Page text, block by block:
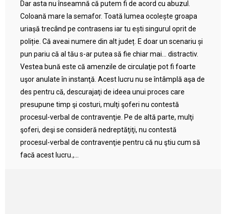
Dar asta nu înseamnă că putem fi de acord cu abuzul.
Coloană mare la semafor. Toată lumea ocolește groapa
uriașă trecând pe contrasens iar tu ești singurul oprit de
poliție. Că aveai numere din alt județ. E doar un scenariu și
pun pariu că al tău s-ar putea să fie chiar mai… distractiv.
Vestea bună este că amenzile de circulaţie pot fi foarte
uşor anulate în instanţă. Acest lucru nu se întâmplă aşa de
des pentru că, descurajaţi de ideea unui proces care
presupune timp şi costuri, mulţi şoferi nu contestă
procesul-verbal de contravenţie. Pe de altă parte, mulţi
şoferi, deşi se consideră nedreptăţiţi, nu contestă
procesul-verbal de contravenţie pentru că nu ştiu cum să
facă acest lucru.,...